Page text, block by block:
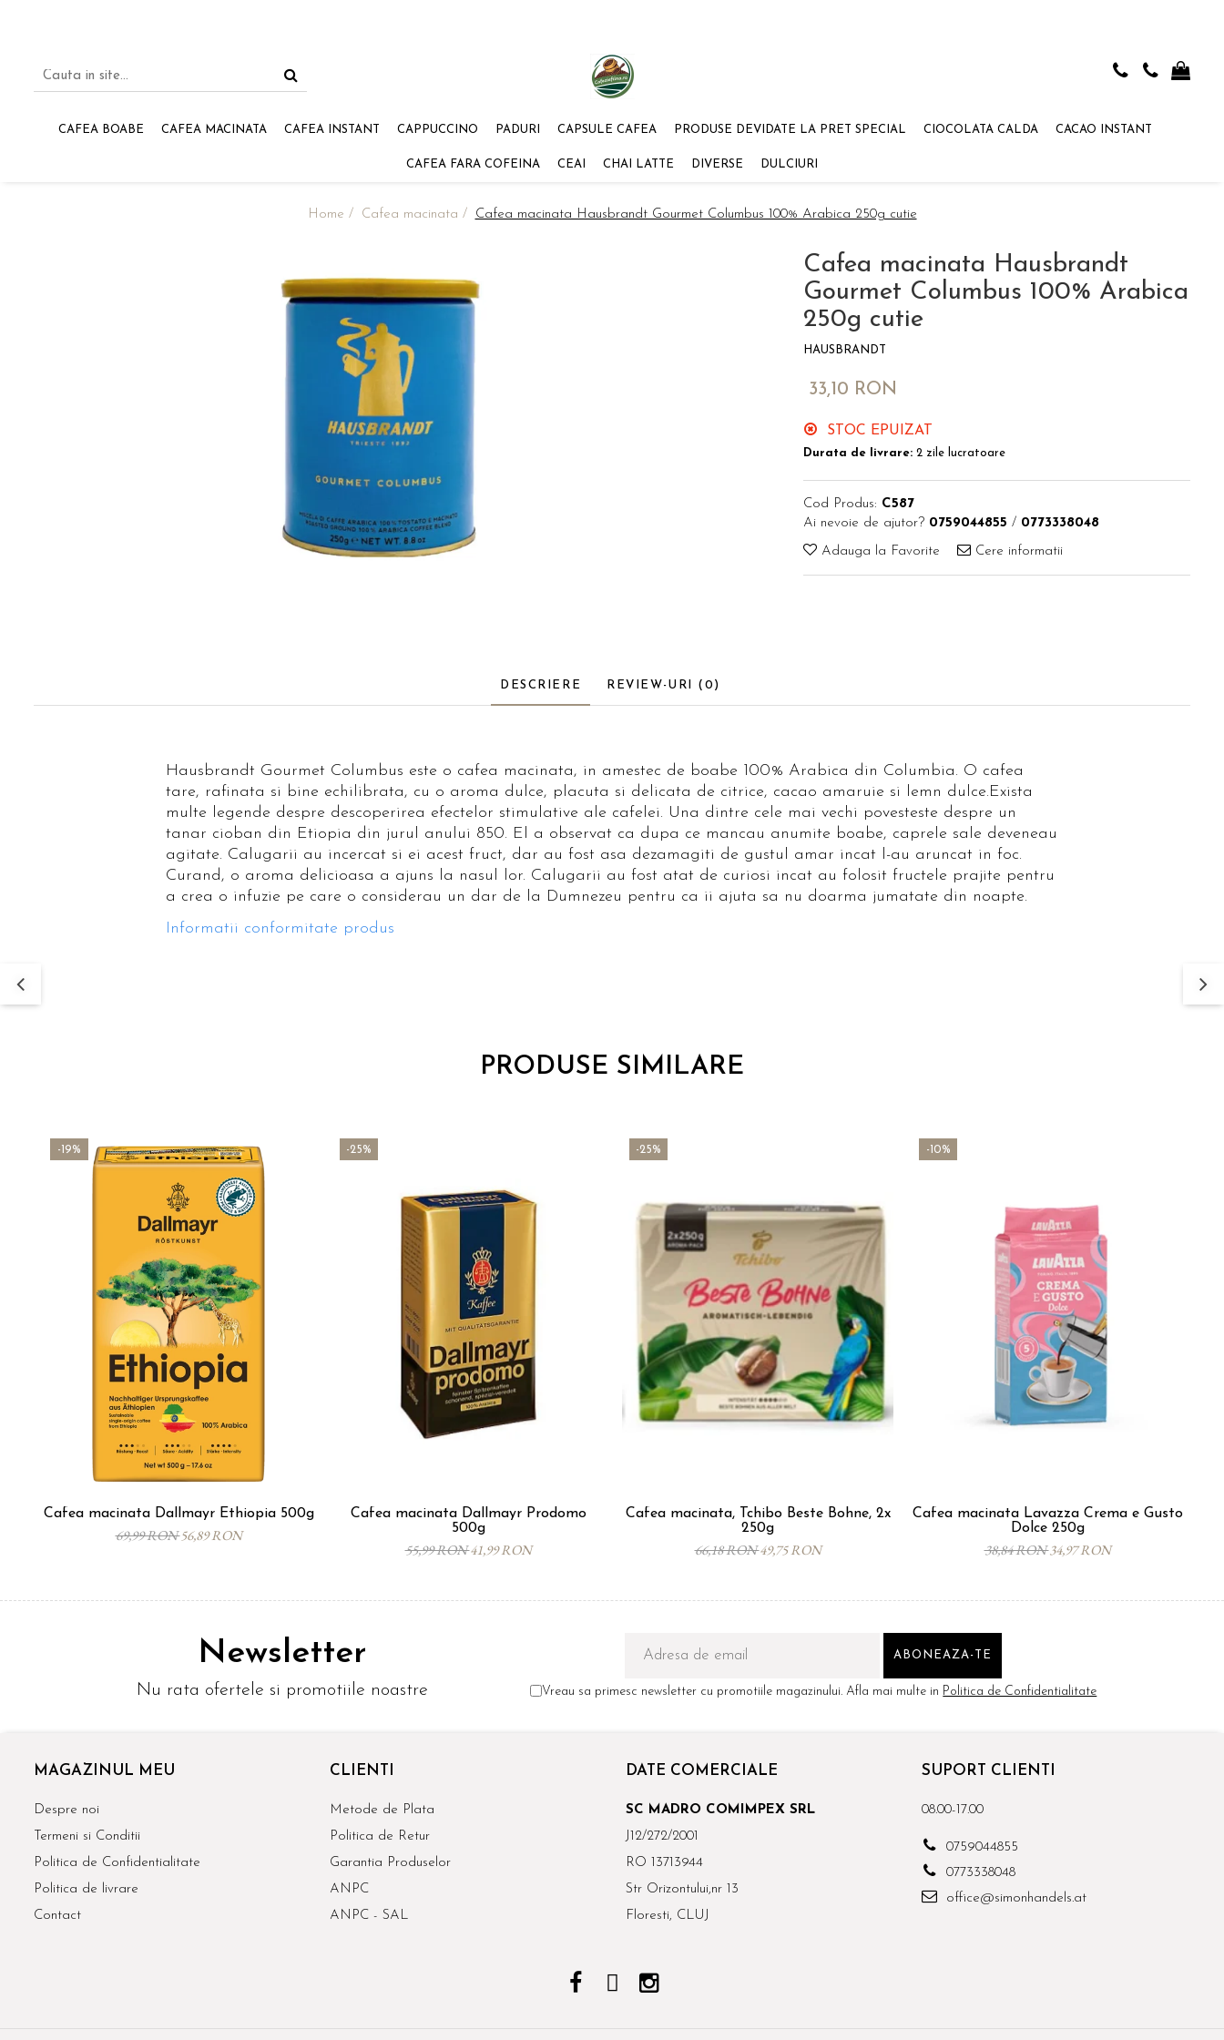
CAFEA BOABE CAFEA MACINATA CAFEA INSTANT CAPPUCCINO PADURI CAPSULE CAFEA PRODUSE DEVIDATE LA PRET SPECIAL CIOCOLATA CALDA CACAO INSTANT
CAFEA FARA COFEINA CEAI CHAI LATTE DIVERSE DULCIURI
Home / Cafea macinata / Cafea macinata Hausbrandt Gourmet Columbus 100% Arabica 250g cutie
Cafea macinata Hausbrandt
Gourmet Columbus 100% Arabica
250g cutie
HAUSBRANDT
33,10 RON
STOC EPUIZAT
Durata de livrare: 2 zile lucratoare
Cod Produs: C587
Ai nevoie de ajutor? 0759044855 / 0773338048
Adauga la Favorite Cere informatii
DESCRIERE REVIEW-URI (0)
Hausbrandt Gourmet Columbus este o cafea macinata, in amestec de boabe 100% Arabica din Columbia. O cafea
tare, rafinata si bine echilibrata, cu o aroma dulce, placuta si delicata de citrice, cacao amaruie si lemn dulce.Exista
multe legende despre descoperirea efectelor stimulative ale cafelei. Una dintre cele mai vechi povesteste despre un
tanar cioban din Etiopia din jurul anului 850. El a observat ca dupa ce mancau anumite boabe, caprele sale deveneau
agitate. Calugarii au incercat si ei acest fruct, dar au fost asa dezamagiti de gustul amar incat l-au aruncat in foc.
Curand, o aroma delicioasa a ajuns la nasul lor. Calugarii au fost atat de curiosi incat au folosit fructele prajite pentru
a crea o infuzie pe care o considerau un dar de la Dumnezeu pentru ca ii ajuta sa nu doarma jumatate din noapte.
Informatii conformitate produs
PRODUSE SIMILARE
-19%
Cafea macinata Dallmayr Ethiopia 500g
69,99 RON56,89 RON
-25%
Cafea macinata Dallmayr Prodomo
500g
55,99 RON41,99 RON
-25%
Cafea macinata, Tchibo Beste Bohne, 2x
250g
66,18 RON49,75 RON
-10%
Cafea macinata Lavazza Crema e Gusto
Dolce 250g
38,84 RON34,97 RON
Newsletter
Nu rata ofertele si promotiile noastre Vreau sa primesc newsletter cu promotiile magazinului. Afla mai multe in Politica de Confidentialitate
MAGAZINUL MEU
Despre noi
Termeni si Conditii
Politica de Confidentialitate
Politica de livrare
Contact
CLIENTI
Metode de Plata
Politica de Retur
Garantia Produselor
ANPC
ANPC - SAL
DATE COMERCIALE
SC MADRO COMIMPEX SRL
J12/272/2001
RO 13713944
Str Orizontului,nr 13
Floresti, CLUJ
SUPORT CLIENTI
08.00-17.00
0759044855
0773338048
office@simonhandels.at